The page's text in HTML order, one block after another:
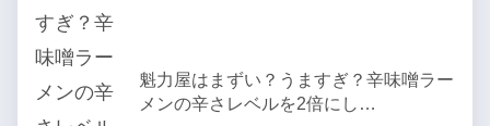
魁力屋はまずい？うますぎ？辛味噌ラー
メンの辛さレベルを2倍にし…